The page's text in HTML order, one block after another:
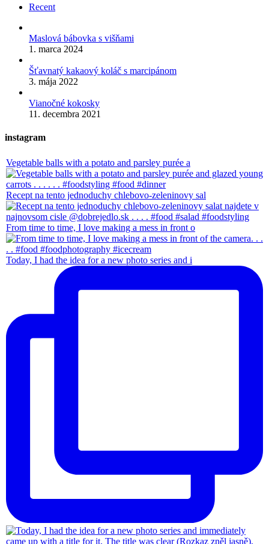
Recent
Maslová bábovka s višňami
1. marca 2024
Šťavnatý kakaový koláč s marcipánom
3. mája 2022
Vianočné kokosky
11. decembra 2021
instagram
Vegetable balls with a potato and parsley purée a
Recept na tento jednoduchy chlebovo-zeleninovy sal
From time to time, I love making a mess in front o
Today, I had the idea for a new photo series and i